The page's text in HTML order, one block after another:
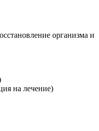
организма и
на лечение)